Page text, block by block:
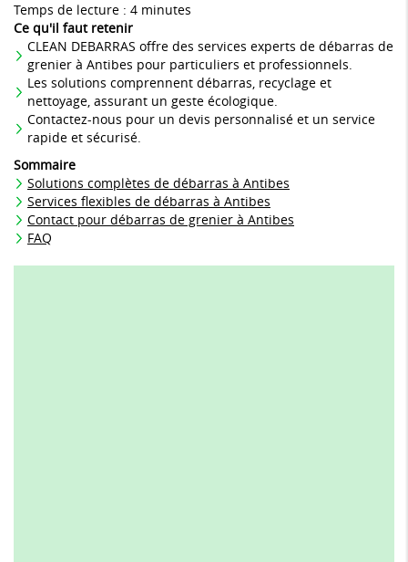
Temps de lecture : 4 minutes
Ce qu'il faut retenir
CLEAN DEBARRAS offre des services experts de débarras de
grenier à Antibes pour particuliers et professionnels.
Les solutions comprennent débarras, recyclage et
nettoyage, assurant un geste écologique.
Contactez-nous pour un devis personnalisé et un service
rapide et sécurisé.
Sommaire
Solutions complètes de débarras à Antibes
Services flexibles de débarras à Antibes
Contact pour débarras de grenier à Antibes
FAQ